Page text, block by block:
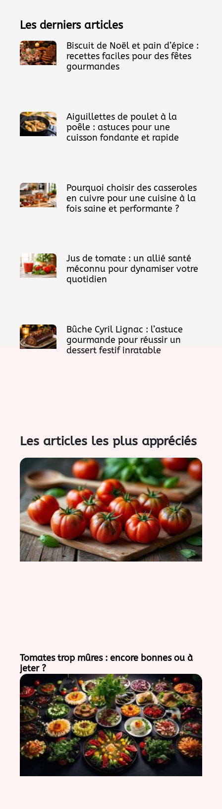
Les derniers articles
Biscuit de Noël et pain d’épice :
recettes faciles pour des fêtes
gourmandes
Aiguillettes de poulet à la
poêle : astuces pour une
cuisson fondante et rapide
Pourquoi choisir des casseroles
en cuivre pour une cuisine à la
fois saine et performante ?
Jus de tomate : un allié santé
méconnu pour dynamiser votre
quotidien
Bûche Cyril Lignac : l’astuce
gourmande pour réussir un
dessert festif inratable
Les articles les plus appréciés
Tomates trop mûres : encore bonnes ou à
jeter ?